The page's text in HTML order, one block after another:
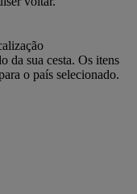
da sua cesta. Os itens
o país selecionado.